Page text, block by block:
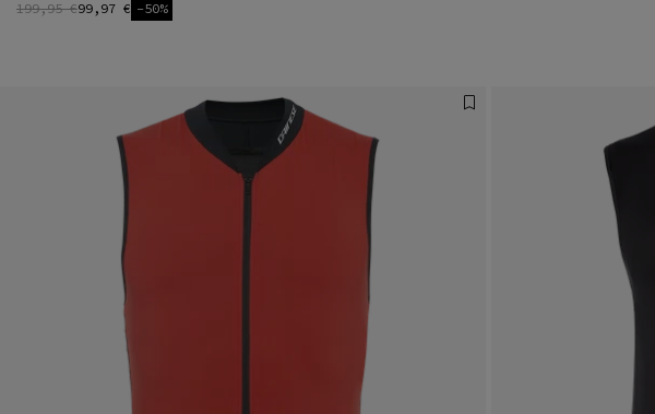
199,95 €99,97 € -50%